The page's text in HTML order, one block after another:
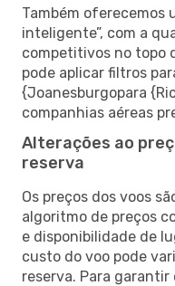
Também oferecemos
inteligente”, com a
competitivos no topo
pode aplicar filtros
{Joanesburgopara
companhias aéreas
Alterações ao
reserva
Os preços dos voos
algoritmo de preços
e disponibilidade de
custo do voo pode
reserva. Para garantir